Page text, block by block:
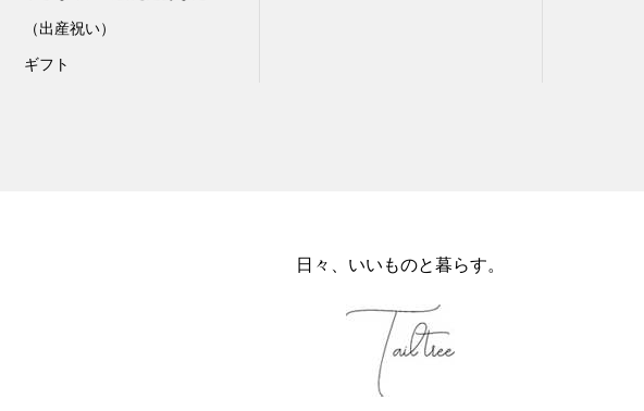
（出産祝い）
ギフト
日々、いいものと暮らす。